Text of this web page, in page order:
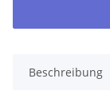
Beschreibung